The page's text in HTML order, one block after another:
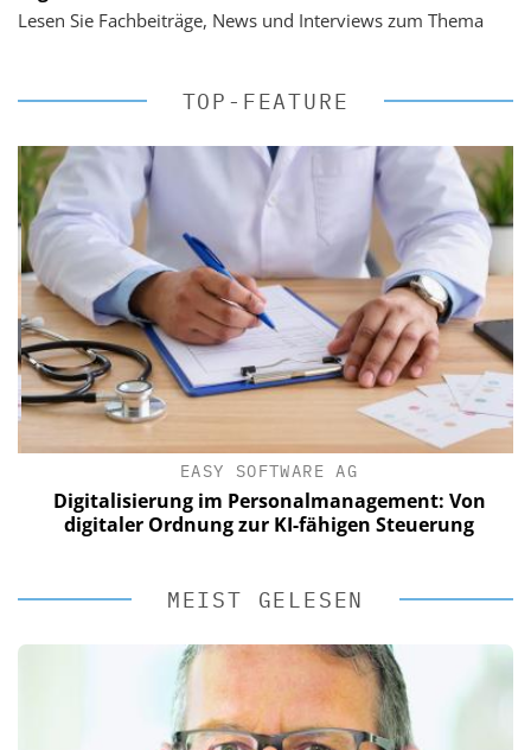
Lesen Sie Fachbeiträge, News und Interviews zum Thema
TOP-FEATURE
EASY SOFTWARE AG
Digitalisierung im Personalmanagement: Von
digitaler Ordnung zur KI-fähigen Steuerung
MEIST GELESEN